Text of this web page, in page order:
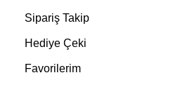
Sipariş Takip
Hediye Çeki
Favorilerim